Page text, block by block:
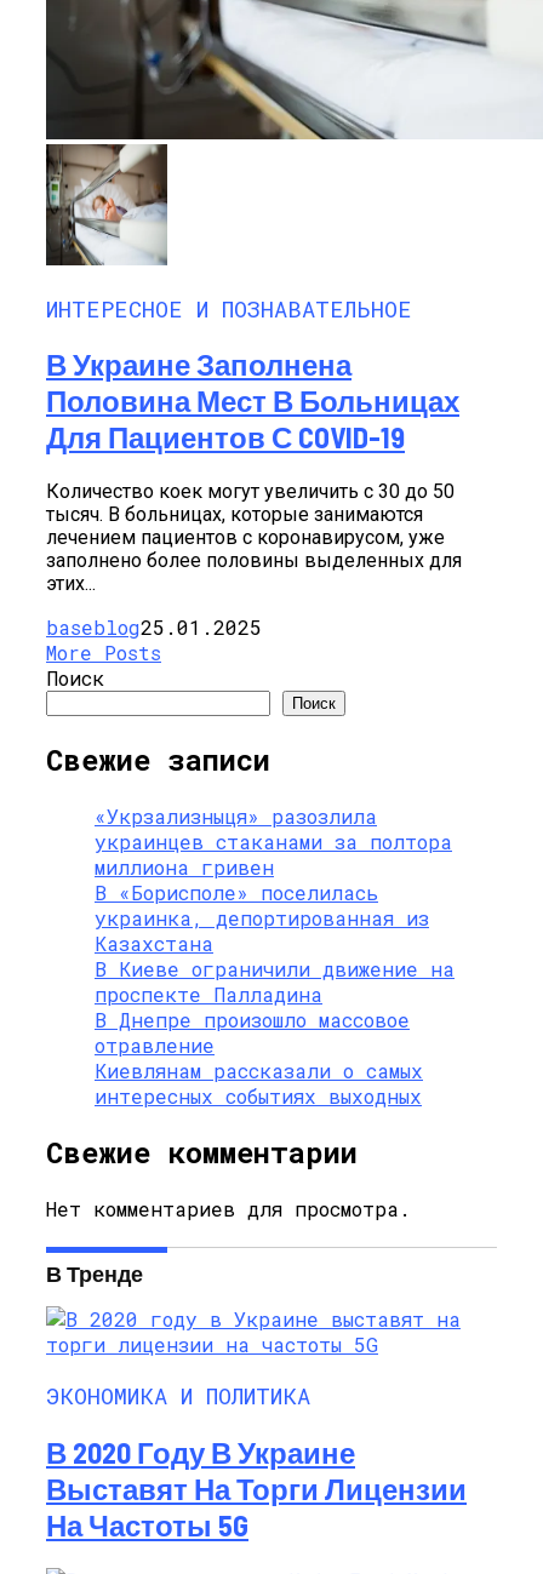
ИНТЕРЕСНОЕ И ПОЗНАВАТЕЛЬНОЕ
В Украине Заполнена
Половина Мест В Больницах
Для Пациентов С COVID-19
Количество коек могут увеличить с 30 до 50
тысяч. В больницах, которые занимаются
лечением пациентов с коронавирусом, уже
заполнено более половины выделенных для
этих...
baseblog25.01.2025
More Posts
Поиск
Поиск
Свежие записи
«Укрзализныця» разозлила
украинцев стаканами за полтора
миллиона гривен
В «Борисполе» поселилась
украинка, депортированная из
Казахстана
В Киеве ограничили движение на
проспекте Палладина
В Днепре произошло массовое
отравление
Киевлянам рассказали о самых
интересных событиях выходных
Свежие комментарии
Нет комментариев для просмотра.
В Тренде
ЭКОНОМИКА И ПОЛИТИКА
В 2020 Году В Украине
Выставят На Торги Лицензии
На Частоты 5G